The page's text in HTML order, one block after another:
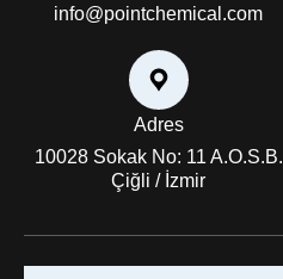
info@pointchemical.com
10028 Sokak No: 11 A.O.S.B.
Çiğli / İzmir
Adres